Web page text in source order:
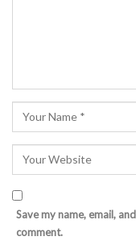
Save my name, email,
comment.